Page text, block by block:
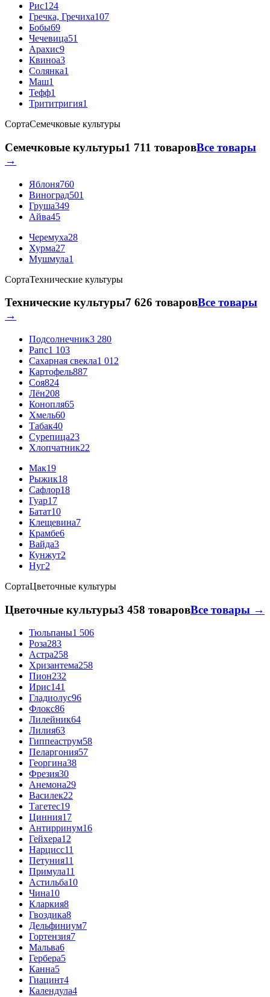
Рис124
Гречка, Гречиха107
Бобы69
Чечевица51
Арахис9
Квиноа3
Солянка1
Маш1
Тефф1
Трититригия1
СортаСемечковые культуры
Семечковые культуры1 711 товаровВсе товары
→
Яблоня760
Виноград501
Груша349
Айва45
Черемуха28
Хурма27
Мушмула1
СортаТехнические культуры
Технические культуры7 626 товаровВсе товары
→
Подсолнечник3 280
Рапс1 103
Сахарная свекла1 012
Картофель887
Соя824
Лён208
Конопля65
Хмель60
Табак40
Сурепица23
Хлопчатник22
Мак19
Рыжик18
Сафлор18
Гуар17
Батат10
Клещевина7
Крамбе6
Вайда3
Кунжут2
Нуг2
СортаЦветочные культуры
Цветочные культуры3 458 товаровВсе товары →
Тюльпаны1 506
Роза283
Астра258
Хризантема258
Пион232
Ирис141
Гладиолус96
Флокс86
Лилейник64
Лилия63
Гиппеаструм58
Пеларгония57
Георгина38
Фрезия30
Анемона29
Василек22
Тагетес19
Цинния17
Антирринум16
Гейхера12
Нарцисс11
Петуния11
Примула11
Астильба10
Чина10
Кларкия8
Гвоздика8
Дельфиниум7
Гортензия7
Мальва6
Гербера5
Канна5
Гиацинт4
Календула4